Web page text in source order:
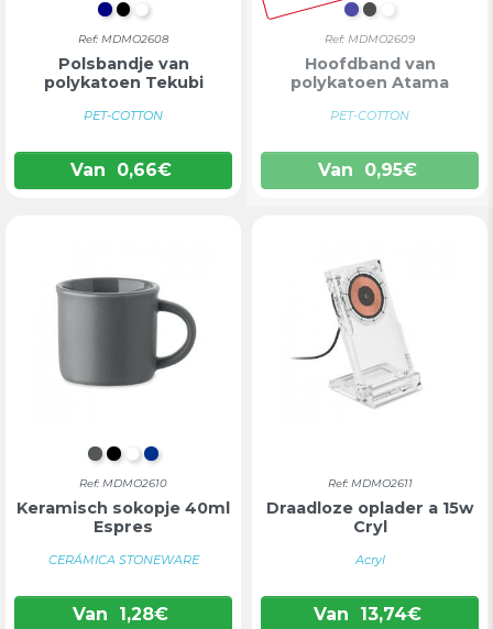
DONKERBLAUW
ZWART
WIT
Ref: MDMO2608
Polsbandje van
polykatoen Tekubi
PET-COTTON
Van 0,66€
ZWART
WIT
Ref: MDMO2609
Hoofdband van
polykatoen Atama
PET-COTTON
Van 0,95€
DONKERGRIJS
ZWART
WITBLAUW
Ref: MDMO2610
Keramisch sokopje 40ml
Espres
CERÁMICA STONEWARE
Van 1,28€
Ref: MDMO2611
Draadloze oplader a 15w
Cryl
Acryl
Van 13,74€